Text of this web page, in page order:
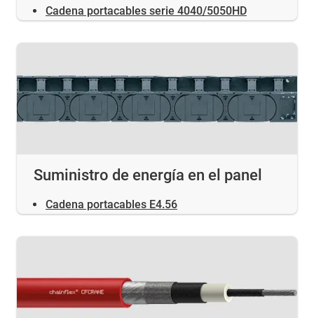
Cadena portacables serie 4040/5050HD
Suministro de energía en el panel
Cadena portacables E4.56